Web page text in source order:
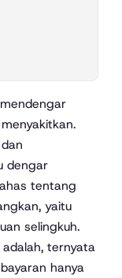
dan
dengar
tentang
yaitu
selingkuh.
ternyata
hanya